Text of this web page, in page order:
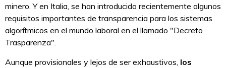
minero. Y en Italia, se han introducido recientemente algunos
requisitos importantes de transparencia para los sistemas
algorítmicos en el mundo laboral en el llamado "Decreto
Trasparenza".
Aunque provisionales y lejos de ser exhaustivos, los